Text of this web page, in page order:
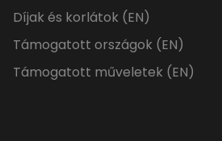
Díjak és korlátok (EN)
Támogatott országok (EN)
Támogatott műveletek (EN)